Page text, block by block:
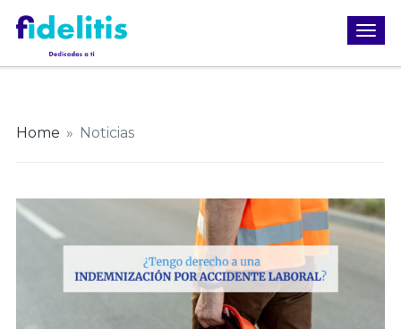
Home » Noticias